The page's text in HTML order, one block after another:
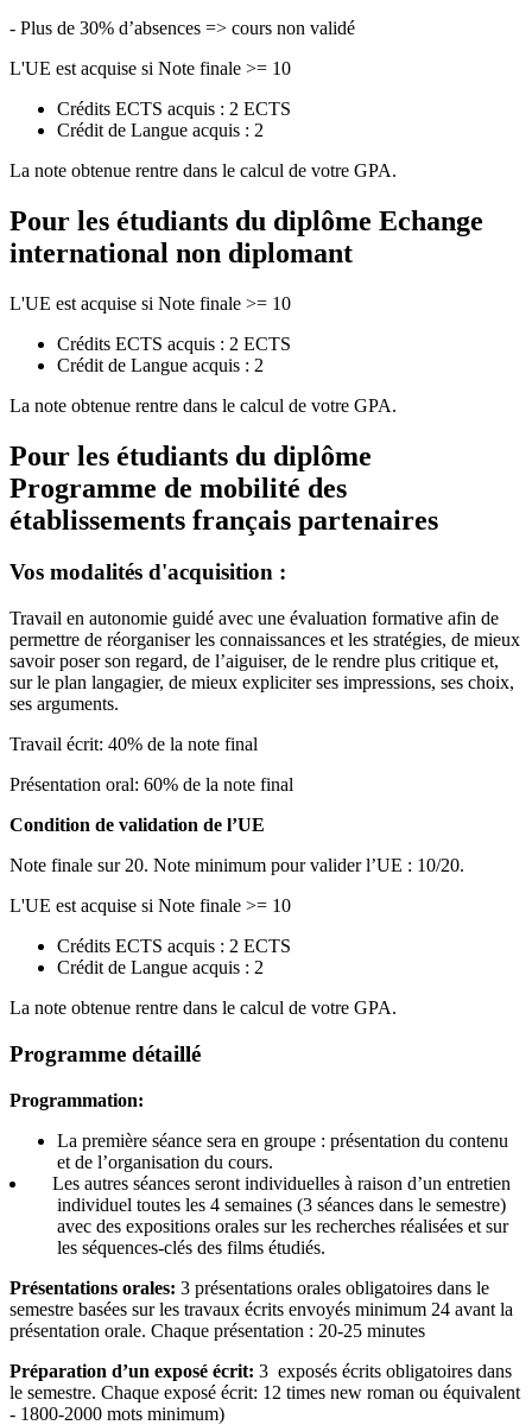
- Plus de 30% d’absences => cours non validé
L'UE est acquise si Note finale >= 10
Crédits ECTS acquis : 2 ECTS
Crédit de Langue acquis : 2
La note obtenue rentre dans le calcul de votre GPA.
Pour les étudiants du diplôme Echange
international non diplomant
L'UE est acquise si Note finale >= 10
Crédits ECTS acquis : 2 ECTS
Crédit de Langue acquis : 2
La note obtenue rentre dans le calcul de votre GPA.
Pour les étudiants du diplôme
Programme de mobilité des
établissements français partenaires
Vos modalités d'acquisition :
Travail en autonomie guidé avec une évaluation formative afin de
permettre de réorganiser les connaissances et les stratégies, de mieux
savoir poser son regard, de l’aiguiser, de le rendre plus critique et,
sur le plan langagier, de mieux expliciter ses impressions, ses choix,
ses arguments.
Travail écrit: 40% de la note final
Présentation oral: 60% de la note final
Condition de validation de l’UE
Note finale sur 20. Note minimum pour valider l’UE : 10/20.
L'UE est acquise si Note finale >= 10
Crédits ECTS acquis : 2 ECTS
Crédit de Langue acquis : 2
La note obtenue rentre dans le calcul de votre GPA.
Programme détaillé
Programmation:
La première séance sera en groupe : présentation du contenu
et de l’organisation du cours.
Les autres séances seront individuelles à raison d’un entretien
individuel toutes les 4 semaines (3 séances dans le semestre)
avec des expositions orales sur les recherches réalisées et sur
les séquences-clés des films étudiés.
Présentations orales: 3 présentations orales obligatoires dans le
semestre basées sur les travaux écrits envoyés minimum 24 avant la
présentation orale. Chaque présentation : 20-25 minutes
Préparation d’un exposé écrit: 3 exposés écrits obligatoires dans
le semestre. Chaque exposé écrit: 12 times new roman ou équivalent
- 1800-2000 mots minimum)